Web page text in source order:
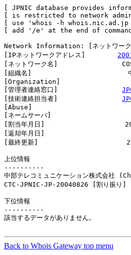
[ JPNIC database provides
[ is restricted to network
[ use 'whois -h
[ add '/e' at the end of
Network Information: [ネットワーク
[IPネットワークアドレス]
[ネットワーク名]
[組織名]                        中部テ
[Organization]
[管理者連絡窓口]
[技術連絡担当者]
[Abuse]
[ネームサーバ]
[割当年月日]
[返却年月日]
[最終更新]
上位情報
----------
中部テレコミュニケーション株式会
CTC-JPNIC-JP-
下位情報
----------
該当するデータがありません。
Back to Whois Gateway top menu